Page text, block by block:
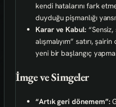
kendi hatalarını fark
duyduğu pişmanlığı
Karar ve Kabul:
alışmalıyım” satırı,
yeni bir başlangıç
İmge ve Simgeler
“Artık geri dönemem”: